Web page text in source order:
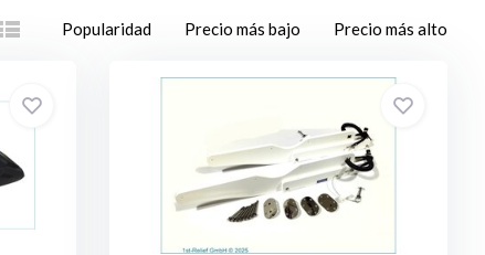
Popularidad Precio más bajo Precio más alto